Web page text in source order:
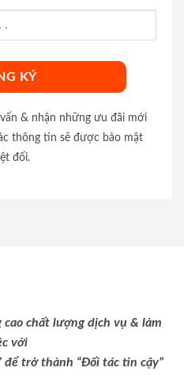
& nhận những ưu đãi mới
thông tin sẽ được bảo mật
đối.
chất lượng dịch vụ & làm
với
để trở thành “Đối tác tin cậy”